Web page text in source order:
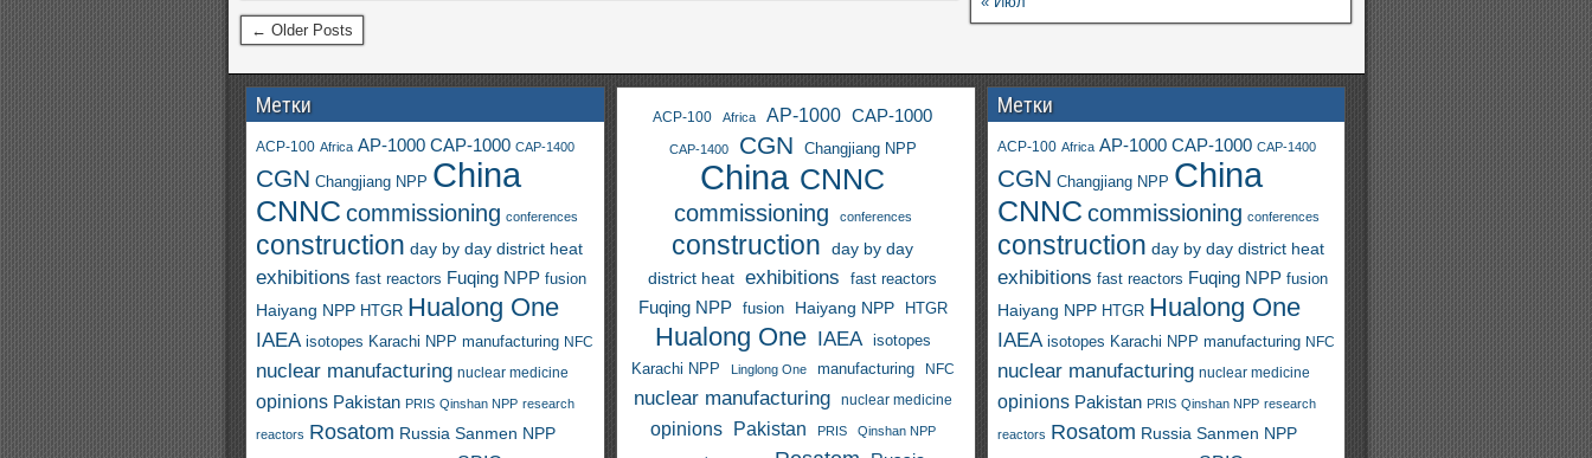
← Older Posts
Метки
ACP-100 Africa AP-1000 CAP-1000 CAP-1400
CGN Changjiang NPP China
CNNC commissioning conferences
construction day by day district heat
exhibitions fast reactors Fuqing NPP fusion
Haiyang NPP HTGR Hualong One
IAEA isotopes Karachi NPP manufacturing NFC
nuclear manufacturing nuclear medicine
opinions Pakistan PRIS Qinshan NPP research
reactors Rosatom Russia Sanmen NPP
ACP-100 Africa AP-1000 CAP-1000
CAP-1400 CGN Changjiang NPP
China CNNC
commissioning conferences
construction
day by day
district heat
exhibitions fast reactors
Fuqing NPP fusion Haiyang NPP HTGR
Hualong One IAEA
isotopes
Karachi NPP
Linglong One manufacturing NFC
nuclear manufacturing nuclear medicine
opinions Pakistan PRIS Qinshan NPP
Метки
ACP-100 Africa AP-1000 CAP-1000 CAP-1400
CGN Changjiang NPP China
CNNC commissioning conferences
construction day by day district heat
exhibitions fast reactors Fuqing NPP fusion
Haiyang NPP HTGR Hualong One
IAEA isotopes Karachi NPP manufacturing NFC
nuclear manufacturing nuclear medicine
opinions Pakistan PRIS Qinshan NPP research
reactors Rosatom Russia Sanmen NPP